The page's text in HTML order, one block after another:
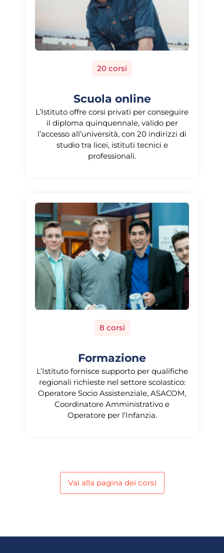
20 corsi
Scuola online
L’Istituto offre corsi privati per conseguire
il diploma quinquennale, valido per
l’accesso all’università, con 20 indirizzi di
studio tra licei, istituti tecnici e
professionali.
8 corsi
Formazione
L’Istituto fornisce supporto per qualifiche
regionali richieste nel settore scolastico:
Operatore Socio Assistenziale, ASACOM,
Coordinatore Amministrativo e
Operatore per l’Infanzia.
Vai alla pagina dei corsi